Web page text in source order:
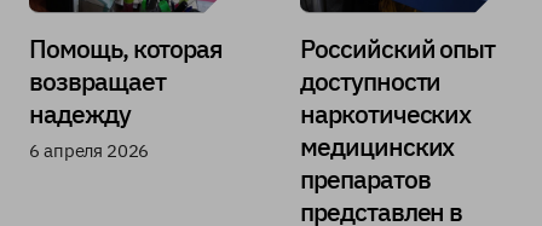
Помощь, которая
возвращает
надежду
6 апреля 2026
Российский опыт
доступности
наркотических
медицинских
препаратов
представлен в